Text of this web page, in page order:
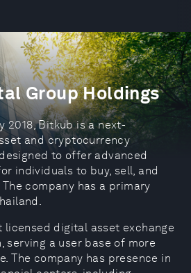
Group Holdings
2018, Bitkub is a next-
and cryptocurrency
to offer advanced
individuals to buy, sell, and
company has a primary
licensed digital asset exchange
serving a user base of more
The company has presence in